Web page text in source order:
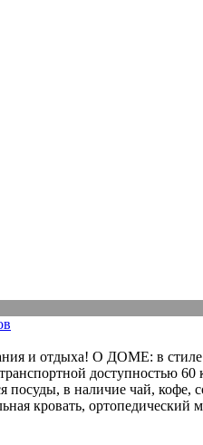
и отдыха! О ДОМЕ: в стиле
доступностью
в наличие чай, кофе,
кровать, ортопедический